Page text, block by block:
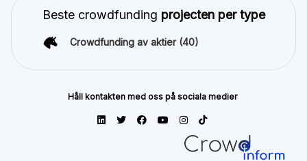
Beste crowdfunding projecten per type
Crowdfunding av aktier (40)
Håll kontakten med oss på sociala medier